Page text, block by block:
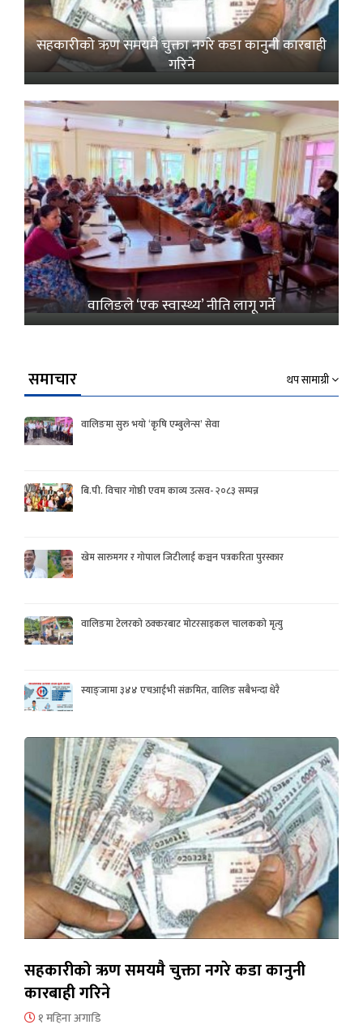
सहकारीको ऋण समयमै चुक्ता नगरे कडा कानुनी कारबाही
गरिने
वालिङले ‘एक स्वास्थ्य’ नीति लागू गर्ने
समाचार थप सामाग्री
वालिङमा सुरु भयो ‘कृषि एम्बुलेन्स’ सेवा
बि.पी. विचार गोष्ठी एवम काव्य उत्सव- २०८३ सम्पन्न
खेम सारुमगर र गोपाल जिटीलाई कञ्चन पत्रकरिता पुरस्कार
वालिङमा टेलरको ठक्करबाट मोटरसाइकल चालकको मृत्यु
स्याङ्जामा ३४४ एचआईभी संक्रमित, वालिङ सबैभन्दा धेरै
सहकारीको ऋण समयमै चुक्ता नगरे कडा कानुनी
कारबाही गरिने
१ महिना अगाडि